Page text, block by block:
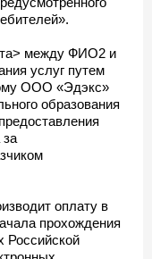
между ФИО2 и
услуг путем
ООО «Эдэкс»
образования
за
оплату в
прохождения
Российской